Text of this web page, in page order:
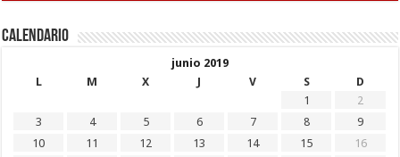
Calendario
junio 2019
L
M X J V S
D
1
2
3
4 5 6 7 8
9
10
11 12 13 14 15
16